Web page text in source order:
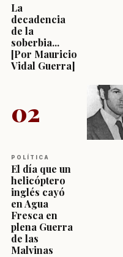
La
decadencia
de la
soberbia...
[Por Mauricio
Vidal Guerra]
02
POLÍTICA
El día que un
helicóptero
inglés cayó
en Agua
Fresca en
plena Guerra
de las
Malvinas